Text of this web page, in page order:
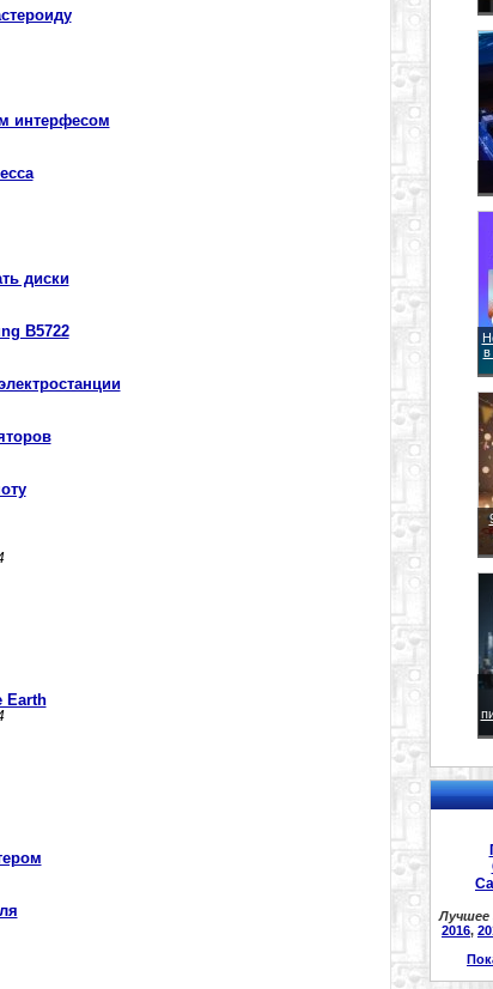
интерфесом
диски
B5722
Earth
в
Лучшее
2016,